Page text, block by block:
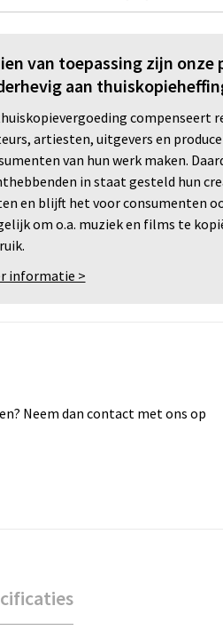
van toepassing zijn onze
aan
compenseert
artiesten, uitgevers en
van hun werk maken.
in staat gesteld hun
en blijft het voor consumenten
om o.a. muziek en films te
informatie >
Neem dan contact met ons op